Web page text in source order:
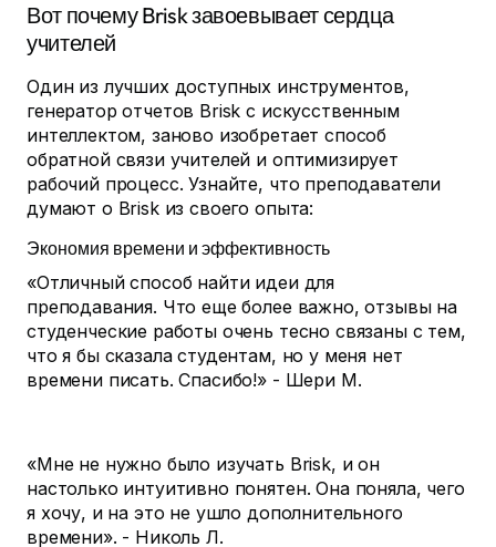
Вот почему Brisk завоевывает сердца
учителей
Один из лучших доступных инструментов,
генератор отчетов Brisk с искусственным
интеллектом, заново изобретает способ
обратной связи учителей и оптимизирует
рабочий процесс. Узнайте, что преподаватели
думают о Brisk из своего опыта:
Экономия времени и эффективность
«Отличный способ найти идеи для
преподавания. Что еще более важно, отзывы на
студенческие работы очень тесно связаны с тем,
что я бы сказала студентам, но у меня нет
времени писать. Спасибо!» - Шери М.
«Мне не нужно было изучать Brisk, и он
настолько интуитивно понятен. Она поняла, чего
я хочу, и на это не ушло дополнительного
времени». - Николь Л.